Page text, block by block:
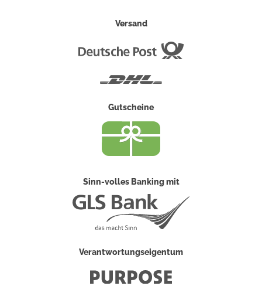
Versand
Gutscheine
Sinn-volles Banking mit
Verantwortungseigentum